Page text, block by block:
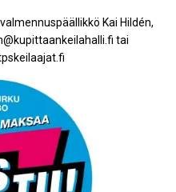
Kai Hildén,
tai